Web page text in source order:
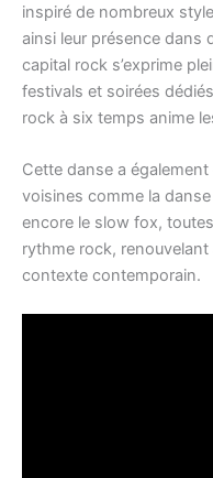
inspiré de nombreux
ainsi leur présence dans
capital rock s’exprime
festivals et soirées
rock à six temps anime
Cette danse a
voisines comme la
encore le slow fox,
rythme rock,
contexte contemporain.